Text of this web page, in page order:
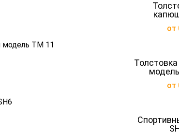
от
от